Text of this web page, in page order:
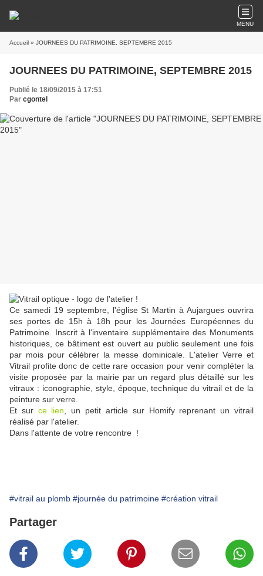
MENU
Accueil » JOURNEES DU PATRIMOINE, SEPTEMBRE 2015
JOURNEES DU PATRIMOINE, SEPTEMBRE 2015
Publié le 18/09/2015 à 17:51
Par cgontel
Ce samedi 19 septembre, l'église St Martin à Aujargues ouvrira
ses portes de 15h à 18h pour les Journées Européennes du
Patrimoine. Inscrit à l'inventaire supplémentaire des Monuments
historiques, ce bâtiment est ouvert au public seulement une fois
par mois pour célébrer la messe dominicale. L'atelier Verre et
Vitrail profite donc de cette rare occasion pour venir compléter la
visite proposée par la mairie par un regard plus détaillé sur les
vitraux : iconographie, style, époque, technique du vitrail et de la
peinture sur verre.
Et sur ce lien , un petit article sur Homify reprenant un vitrail
réalisé par l'atelier.
Dans l'attente de votre rencontre !
#vitrail au plomb #journée du patrimoine #création vitrail
Partager